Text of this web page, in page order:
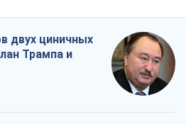
двух циничных
Трампа и